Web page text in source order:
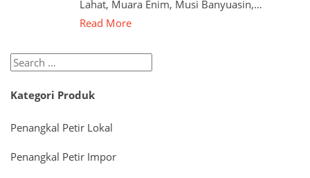
Lahat, Muara Enim, Musi Banyuasin,…
Read More
Search
Kategori Produk
Penangkal Petir Lokal
Penangkal Petir Impor